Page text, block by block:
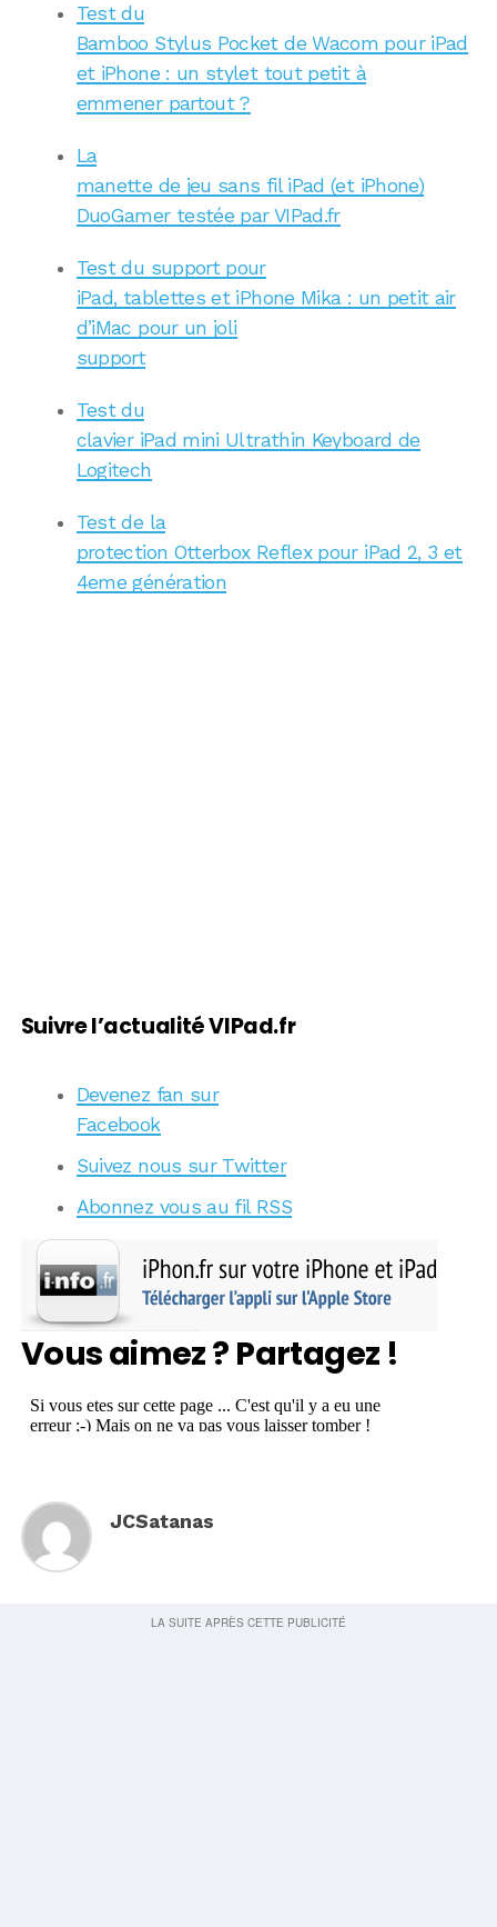
Test du
Bamboo Stylus Pocket de Wacom pour iPad
et iPhone : un stylet tout petit à
emmener partout ?
La
manette de jeu sans fil iPad (et iPhone)
DuoGamer testée par VIPad.fr
Test du support pour
iPad, tablettes et iPhone Mika : un petit air
d’iMac pour un joli
support
Test du
clavier iPad mini Ultrathin Keyboard de
Logitech
Test de la
protection Otterbox Reflex pour iPad 2, 3 et
4eme génération
Suivre l’actualité VIPad.fr
Devenez fan sur
Facebook
Suivez nous sur Twitter
Abonnez vous au fil RSS
Vous aimez ? Partagez !
JCSatanas